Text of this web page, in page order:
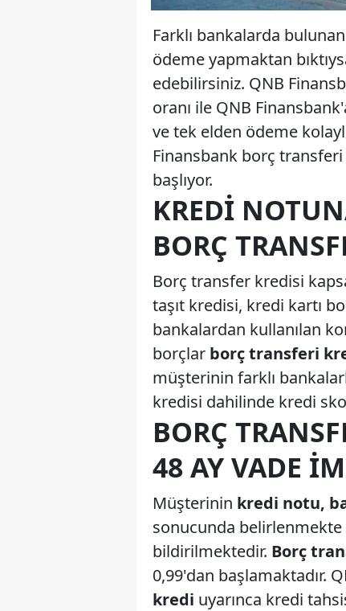
Farklı bankalarda
ödeme yapmaktan
edebilirsiniz. QNB
oranı ile QNB
ve tek elden ödeme
Finansbank borç transferi
başlıyor.
KREDI
BORÇ
Borç transfer kredisi
taşıt kredisi, kredi kartı
bankalardan kullanılan
borçlar borç transferi
müşterinin farklı
kredisi dahilinde kredi
BORÇ
48 AY VADE
Müşterinin kredi notu,
sonucunda
bildirilmektedir. Borç
0,99'dan başlamaktadır.
kredi uyarınca kredi